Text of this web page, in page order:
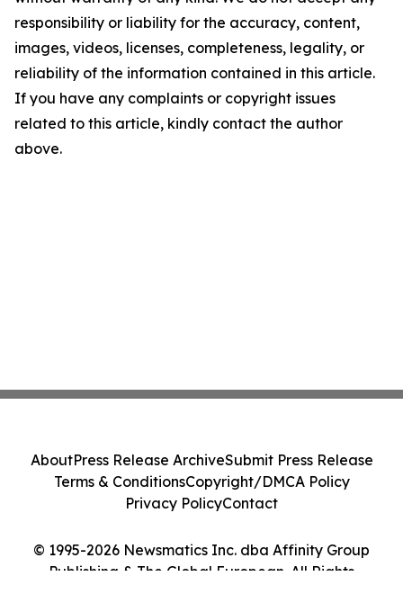
responsibility or liability for the accuracy, content,
images, videos, licenses, completeness, legality, or
reliability of the information contained in this article.
If you have any complaints or copyright issues
related to this article, kindly contact the author
above.
© 1995-2026 Newsmatics Inc. dba Affinity Group
Publishing & The Global European. All Rights
AboutPress Release ArchiveSubmit Press Release
Terms & ConditionsCopyright/DMCA Policy
Privacy PolicyContact